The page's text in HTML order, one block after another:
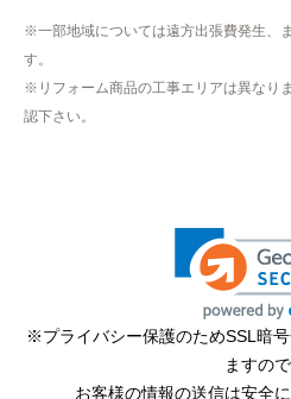
※一部地域については遠方出張費発生、
す。
※リフォーム商品の工事エリアは異なり
認下さい。
※プライバシー保護のためSSL暗
ますので
お客様の情報の送信は安全